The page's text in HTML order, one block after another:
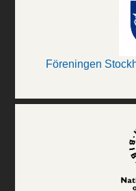
Föreningen